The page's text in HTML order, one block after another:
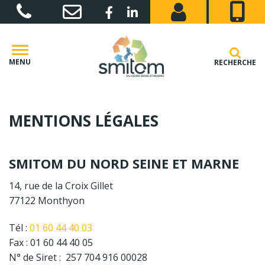
Gestion des traceurs
Lien vers le compte Facebook
Lien vers le compte Linkedin
MENU RECHERCHE
MENTIONS LÉGALES
SMITOM DU NORD SEINE ET MARNE
14, rue de la Croix Gillet
77122 Monthyon
Tél : 01 60 44 40 03
Fax : 01 60 44 40 05
N° de Siret : 257 704 916 00028